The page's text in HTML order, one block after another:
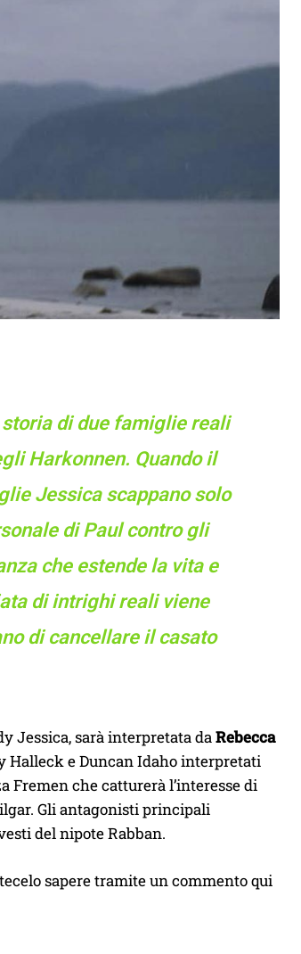
di due famiglie reali
Harkonnen. Quando il
Jessica scappano solo
di Paul contro gli
che estende la vita e
di intrighi reali viene
di cancellare il casato
Jessica, sarà interpretata daRebecca
Halleck e Duncan Idaho interpretati
Fremen che catturerà l’interesse di
Gli antagonisti principali
del nipote Rabban.
sapere tramite un commento qui